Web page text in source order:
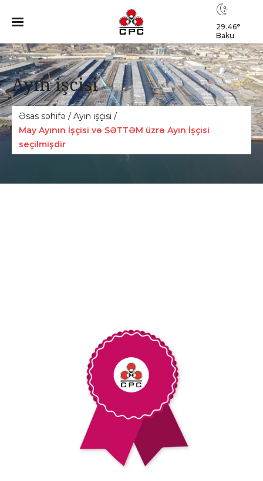
29.46°
Baku
Ayın işcisi
Əsas səhifə / Ayın işçisi /
May Ayının İşçisi və SƏTTƏM üzrə Ayın İşçisi
seçilmişdir